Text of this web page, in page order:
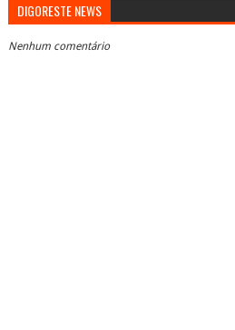
DIGORESTE NEWS
Nenhum comentário